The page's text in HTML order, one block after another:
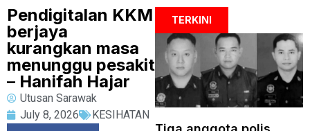
Pendigitalan KKM
berjaya
kurangkan masa
menunggu pesakit
– Hanifah Hajar
Utusan Sarawak
July 8, 2026
KESIHATAN
TERKINI